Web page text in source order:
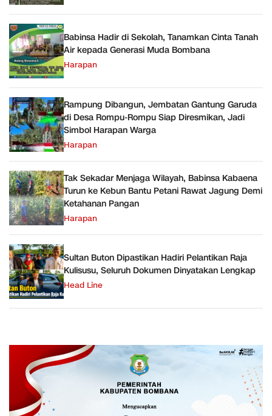
Babinsa Hadir di Sekolah, Tanamkan Cinta Tanah
Air kepada Generasi Muda Bombana
Harapan
Rampung Dibangun, Jembatan Gantung Garuda
di Desa Rompu-Rompu Siap Diresmikan, Jadi
Simbol Harapan Warga
Harapan
Tak Sekadar Menjaga Wilayah, Babinsa Kabaena
Turun ke Kebun Bantu Petani Rawat Jagung Demi
Ketahanan Pangan
Harapan
Sultan Buton Dipastikan Hadiri Pelantikan Raja
Kulisusu, Seluruh Dokumen Dinyatakan Lengkap
Head Line